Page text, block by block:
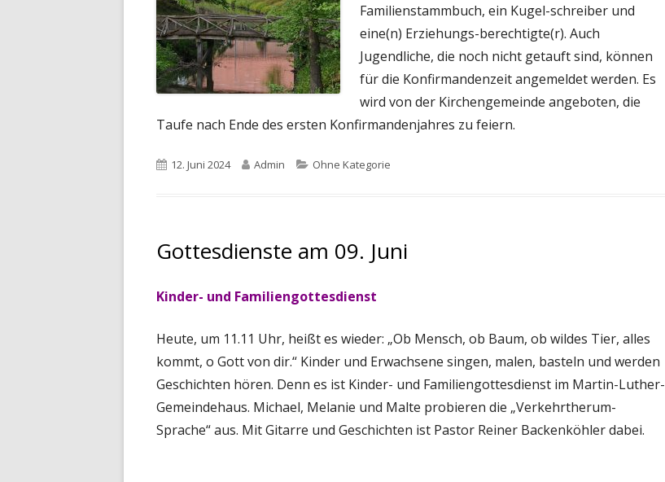
Familienstammbuch, ein Kugel-schreiber und
eine(n) Erziehungs-berechtigte(r). Auch
Jugendliche, die noch nicht getauft sind, können
für die Konfirmandenzeit angemeldet werden. Es
wird von der Kirchengemeinde angeboten, die
Taufe nach Ende des ersten Konfirmandenjahres zu feiern.
Veröffentlicht
12. Juni 2024 Autor
Admin Kategorien
Ohne Kategorie
Gottesdienste am 09. Juni
Kinder- und Familiengottesdienst
Heute, um 11.11 Uhr, heißt es wieder: „Ob Mensch, ob Baum, ob wildes Tier, alles
kommt, o Gott von dir.“ Kinder und Erwachsene singen, malen, basteln und werden
Geschichten hören. Denn es ist Kinder- und Familiengottesdienst im Martin-Luther-
Gemeindehaus. Michael, Melanie und Malte probieren die „Verkehrtherum-
Sprache“ aus. Mit Gitarre und Geschichten ist Pastor Reiner Backenköhler dabei.